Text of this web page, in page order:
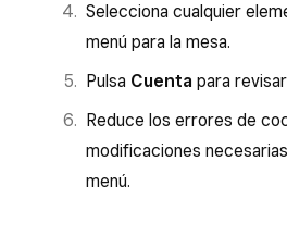
Selecciona cualquier
menú para la mesa.
Pulsa Cuenta para
Reduce los errores de
modificaciones
menú.